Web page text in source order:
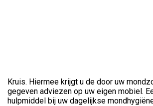
Kruis. Hiermee krijgt u de door uw
gegeven adviezen op uw eigen mobiel.
hulpmiddel bij uw dagelijkse